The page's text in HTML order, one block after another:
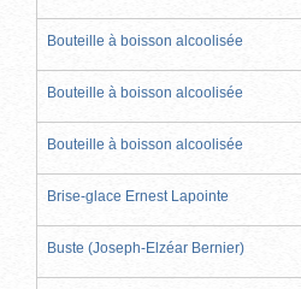
Bouteille à boisson alcoolisée
Bouteille à boisson alcoolisée
Bouteille à boisson alcoolisée
Brise-glace Ernest Lapointe
Buste (Joseph-Elzéar Bernier)